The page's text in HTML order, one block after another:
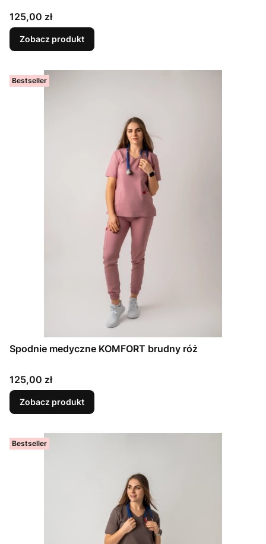
Cena
125,00 zł
Zobacz produkt
Bestseller
Spodnie medyczne KOMFORT brudny róż
Cena
125,00 zł
Zobacz produkt
Bestseller